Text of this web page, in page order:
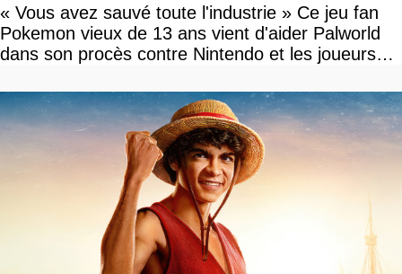
« Vous avez sauvé toute l'industrie » Ce jeu fan
Pokemon vieux de 13 ans vient d'aider Palworld
dans son procès contre Nintendo et les joueurs